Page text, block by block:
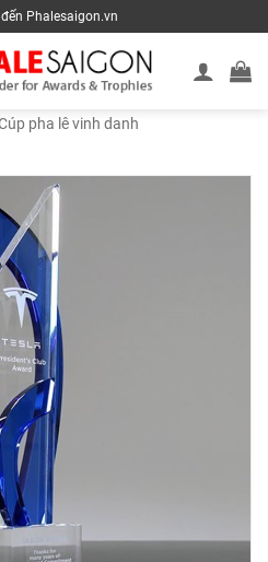
Phalesaigon.vn
pha lê vinh danh